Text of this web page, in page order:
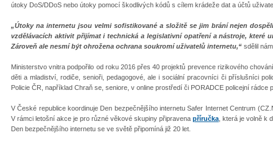
útoky DoS/DDoS nebo útoky pomocí škodlivých kódů s cílem krádeže dat a účtů
„Útoky na internetu jsou velmi sofistikované a složitě se jim brání nejen
vzdělávacích aktivit přijímat i technická a legislativní opatření a nástroje, které
Zároveň ale nesmí být ohrožena ochrana soukromí uživatelů internetu,“ sdělil
Ministerstvo vnitra podpořilo od roku 2016 přes 40 projektů prevence rizikového
děti a mladiství, rodiče, senioři, pedagogové, ale i sociální pracovníci či příslušníci
Policie ČR, například Chraň se, seniore, v online prostředí či PORADCE policejní
V České republice koordinuje Den bezpečnějšího internetu Safer Internet Centrum
V rámci letošní akce je pro různé věkové skupiny připravena příručka , která je volně k
Den bezpečnějšího internetu se ve světě připomíná již 20 let.